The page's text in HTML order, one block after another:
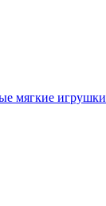
мягкие игрушки